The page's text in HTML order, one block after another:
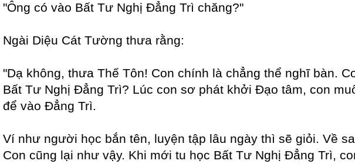
"Ông có vào Bất Tư Nghị Đẳng Trì chăng?"
Ngài Diệu Cát Tường thưa rằng:
"Dạ không, thưa Thế Tôn! Con chính là chẳng thể nghĩ bàn.
Bất Tư Nghị Đẳng Trì? Lúc con sơ phát khởi Đạo tâm, con
để vào Đẳng Trì.
Ví như người học bắn tên, luyện tập lâu ngày thì sẽ giỏi. Về
Con cũng lại như vậy. Khi mới tu học Bất Tư Nghị Đẳng Trì,